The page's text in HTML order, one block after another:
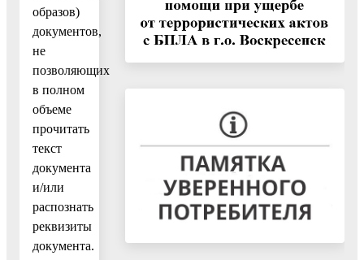
образов)
документов,
не
позволяющих
в полном
объеме
прочитать
текст
документа
и/или
распознать
реквизиты
документа.